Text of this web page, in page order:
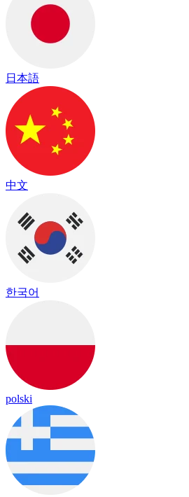
日本語
中文
한국어
polski